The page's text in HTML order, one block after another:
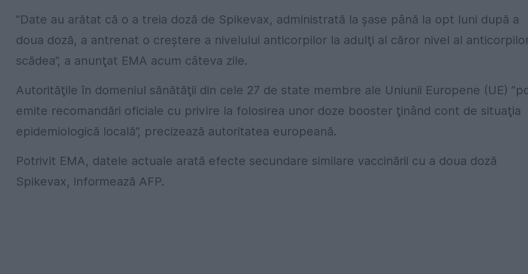
”Date au arătat că o a treia doză de Spikevax, administrată la şase până la opt luni după a
doua doză, a antrenat o creştere a nivelului anticorpilor la adulţi al căror nivel al
scădea”, a anunţat EMA acum câteva zile.
Autorităţile în domeniul sănătăţii din cele 27 de state membre ale Uniunii Europene (UE)
emite recomandări oficiale cu privire la folosirea unor doze booster ţinând cont de situaţia
epidemiologică locală”, precizează autoritatea europeană.
Potrivit EMA, datele actuale arată efecte secundare similare vaccinării cu a doua doză
Spikevax, informează AFP.